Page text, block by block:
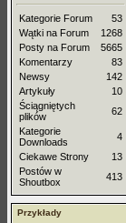
Kategorie Forum
53
Wątki na Forum
1268
Posty na Forum
5665
Komentarzy
83
Newsy
142
Artykuły
10
Ściągniętych
plików
62
Kategorie
Downloads
4
Ciekawe Strony
13
Postów w
Shoutbox
413
Przykłady